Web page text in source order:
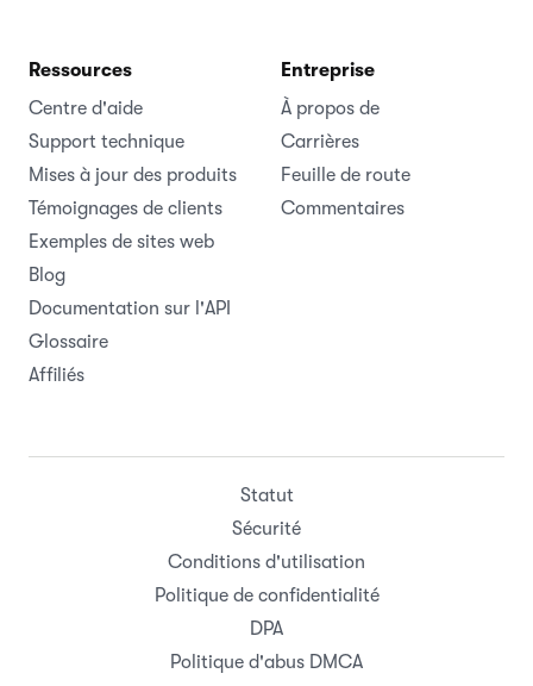
Ressources
Centre d'aide
Support technique
Mises à jour des produits
Témoignages de clients
Exemples de sites web
Blog
Documentation sur l'API
Glossaire
Affiliés
Entreprise
À propos de
Carrières
Feuille de route
Commentaires
Statut
Sécurité
Conditions d'utilisation
Politique de confidentialité
DPA
Politique d'abus DMCA